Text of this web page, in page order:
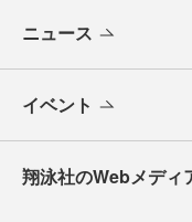
ニュース
イベント
翔泳社のWebメディ